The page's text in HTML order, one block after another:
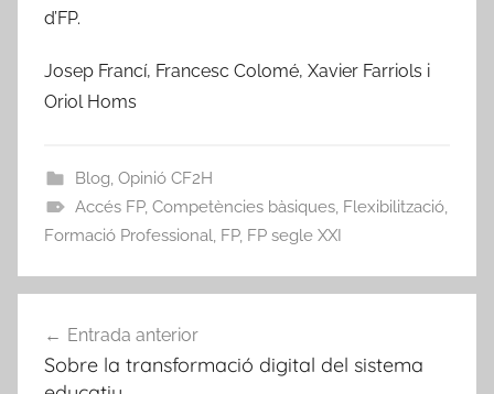
d’FP.
Josep Francí, Francesc Colomé, Xavier Farriols i
Oriol Homs
Blog Opinió CF2H
Accés FP, Competències bàsiques, Flexibilització,
Formació Professional FP, FP segle XXI
d'entrades
Entrada anterior
Sobre la transformació digital del sistema